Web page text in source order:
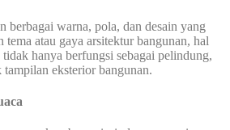
berbagai warna, pola, dan desain yang
tema atau gaya arsitektur bangunan, hal
hanya berfungsi sebagai pelindung,
eksterior bangunan.